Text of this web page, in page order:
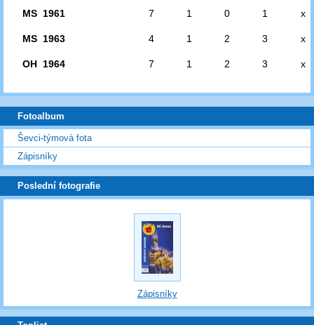
MS 1961 7 1 0 1 x
MS 1963 4 1 2 3 x
OH 1964 7 1 2 3 x
Fotoalbum
Ševci-týmová fota
Zápisníky
Poslední fotografie
Zápisníky